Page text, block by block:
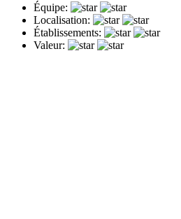
Équipe:
Localisation:
Établissements:
Valeur: